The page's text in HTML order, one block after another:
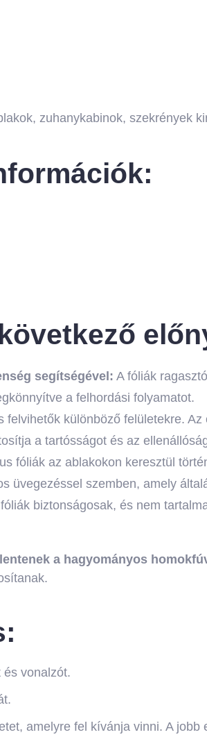
zuhanykabinok, szekrények
segítségével: A fóliák
a felhordási folyamatot.
felvihetők különböző felületekre.
a tartósságot és az
fóliák az ablakokon keresztül
üvegezéssel szemben, amely
biztonságosak, és nem
a hagyományos
vonalzót.
amelyre fel kívánja vinni. A